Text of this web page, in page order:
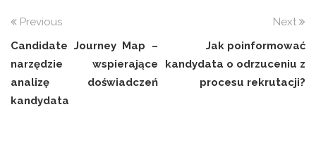
Previous
Candidate Journey Map –
narzędzie wspierające
analizę doświadczeń
kandydata
Next
Jak poinformować
kandydata o odrzuceniu z
procesu rekrutacji?